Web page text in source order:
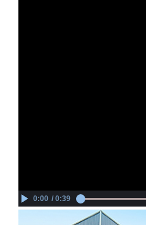
0:00 / 0:39